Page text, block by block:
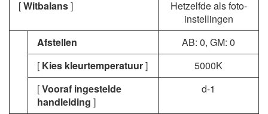
[Witbalans]
Hetzelfde als foto-
instellingen
Afstellen
AB: 0, GM: 0
[ Kies kleurtemperatuur]
5000K
[Vooraf ingestelde
handleiding ]
d-1